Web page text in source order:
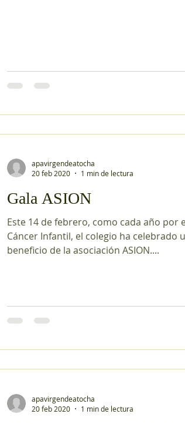
apavirgendeatocha
20 feb 2020
1 min de lectura
Gala ASION
Este 14 de febrero, como cada año por
Cáncer Infantil, el colegio ha celebrado
beneficio de la asociación ASION....
apavirgendeatocha
20 feb 2020
1 min de lectura